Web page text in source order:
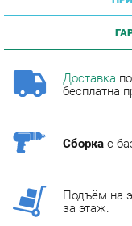
бесплатна